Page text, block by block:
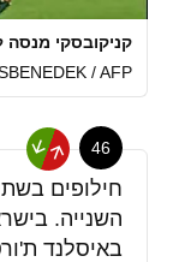
קניקובסקי מנסה
/ AFP
46
חילופים
השנייה.
באיסלנד